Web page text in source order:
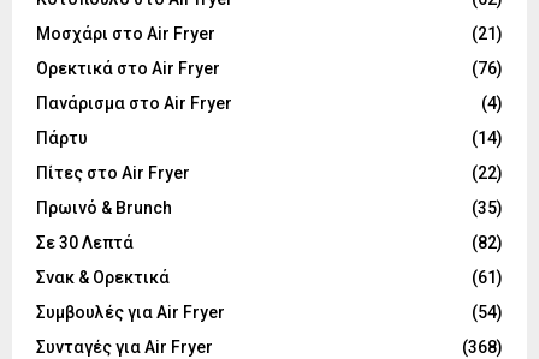
Μοσχάρι στο Air Fryer
(21)
Ορεκτικά στο Air Fryer
(76)
Πανάρισμα στο Air Fryer
(4)
Πάρτυ
(14)
Πίτες στο Air Fryer
(22)
Πρωινό & Brunch
(35)
Σε 30 Λεπτά
(82)
Σνακ & Ορεκτικά
(61)
Συμβουλές για Air Fryer
(54)
Συνταγές για Air Fryer
(368)